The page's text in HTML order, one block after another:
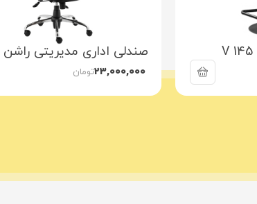
صندلی اداری مدیریتی راشن M890
23,000,000تومان